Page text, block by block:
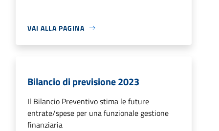
VAI ALLA PAGINA
Bilancio di previsione 2023
Il Bilancio Preventivo stima le future
entrate/spese per una funzionale gestione
finanziaria